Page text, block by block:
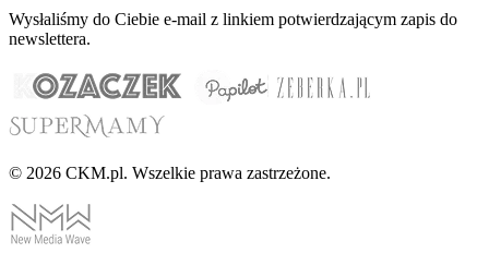
Wysłaliśmy do Ciebie e-mail z linkiem potwierdzającym zapis do
newslettera.
© 2026 CKM.pl. Wszelkie prawa zastrzeżone.